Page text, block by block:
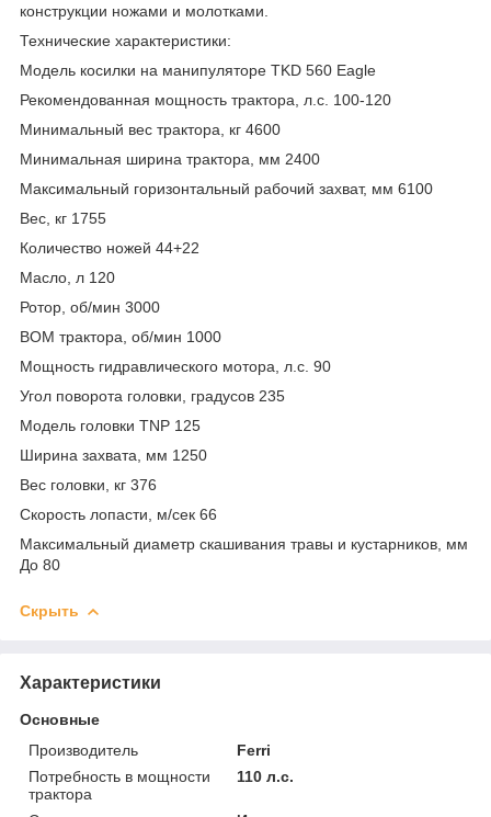
конструкции ножами и молотками.
Технические характеристики:
Модель косилки на манипуляторе TKD 560 Eagle
Рекомендованная мощность трактора, л.с. 100-120
Минимальный вес трактора, кг 4600
Минимальная ширина трактора, мм 2400
Максимальный горизонтальный рабочий захват, мм 6100
Вес, кг 1755
Количество ножей 44+22
Масло, л 120
Ротор, об/мин 3000
ВОМ трактора, об/мин 1000
Мощность гидравлического мотора, л.с. 90
Угол поворота головки, градусов 235
Модель головки TNP 125
Ширина захвата, мм 1250
Вес головки, кг 376
Скорость лопасти, м/сек 66
Максимальный диаметр скашивания травы и кустарников, мм
До 80
Скрыть
Характеристики
Основные
Производитель
Ferri
Потребность в мощности
трактора
110 л.с.